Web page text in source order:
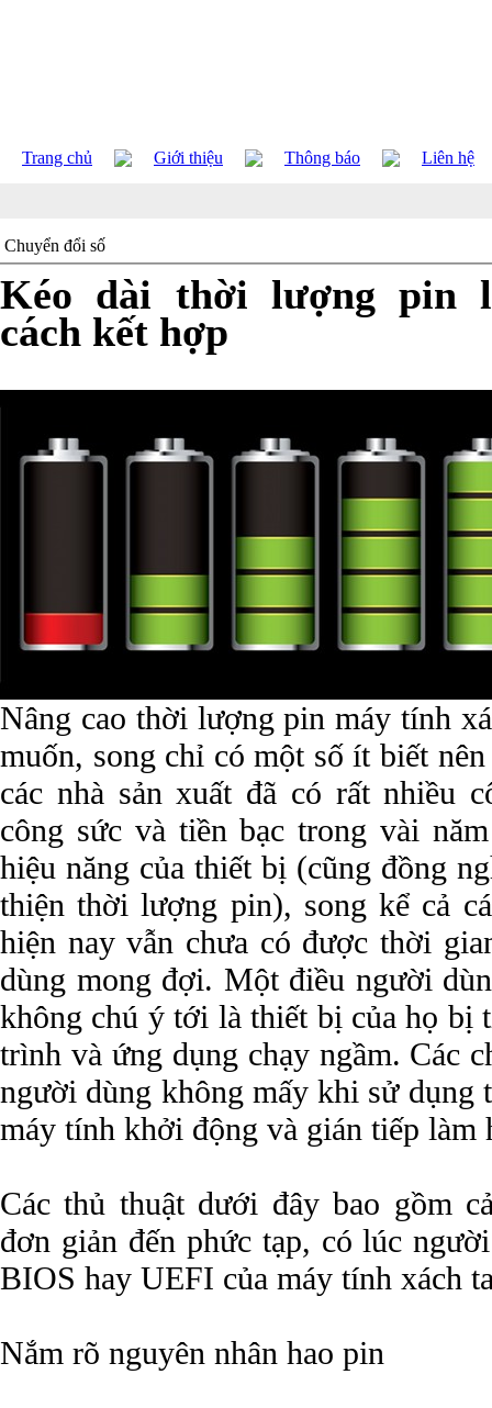
Trang chủ Giới thiệu Thông báo Liên hệ
Chuyển đổi số
Kéo dài thời lượng pin
cách kết hợp
Nâng cao thời lượng pin máy tính
muốn, song chỉ có một số ít biết
các nhà sản xuất đã có rất nhiều
công sức và tiền bạc trong vài
hiệu năng của thiết bị (cũng đồng
thiện thời lượng pin), song kể cả
hiện nay vẫn chưa có được thời
dùng mong đợi. Một điều người
không chú ý tới là thiết bị của họ bị
trình và ứng dụng chạy ngầm. Các
người dùng không mấy khi sử dụng
máy tính khởi động và gián tiếp làm
Các thủ thuật dưới đây bao gồm
đơn giản đến phức tạp, có lúc
BIOS hay UEFI của máy tính xách
Nắm rõ nguyên nhân hao pin